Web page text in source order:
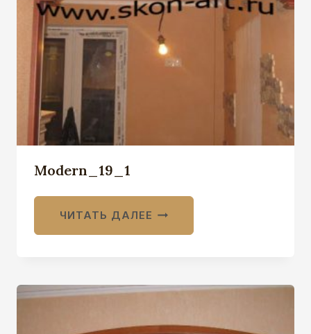
Modern_19_1
ЧИТАТЬ ДАЛЕЕ